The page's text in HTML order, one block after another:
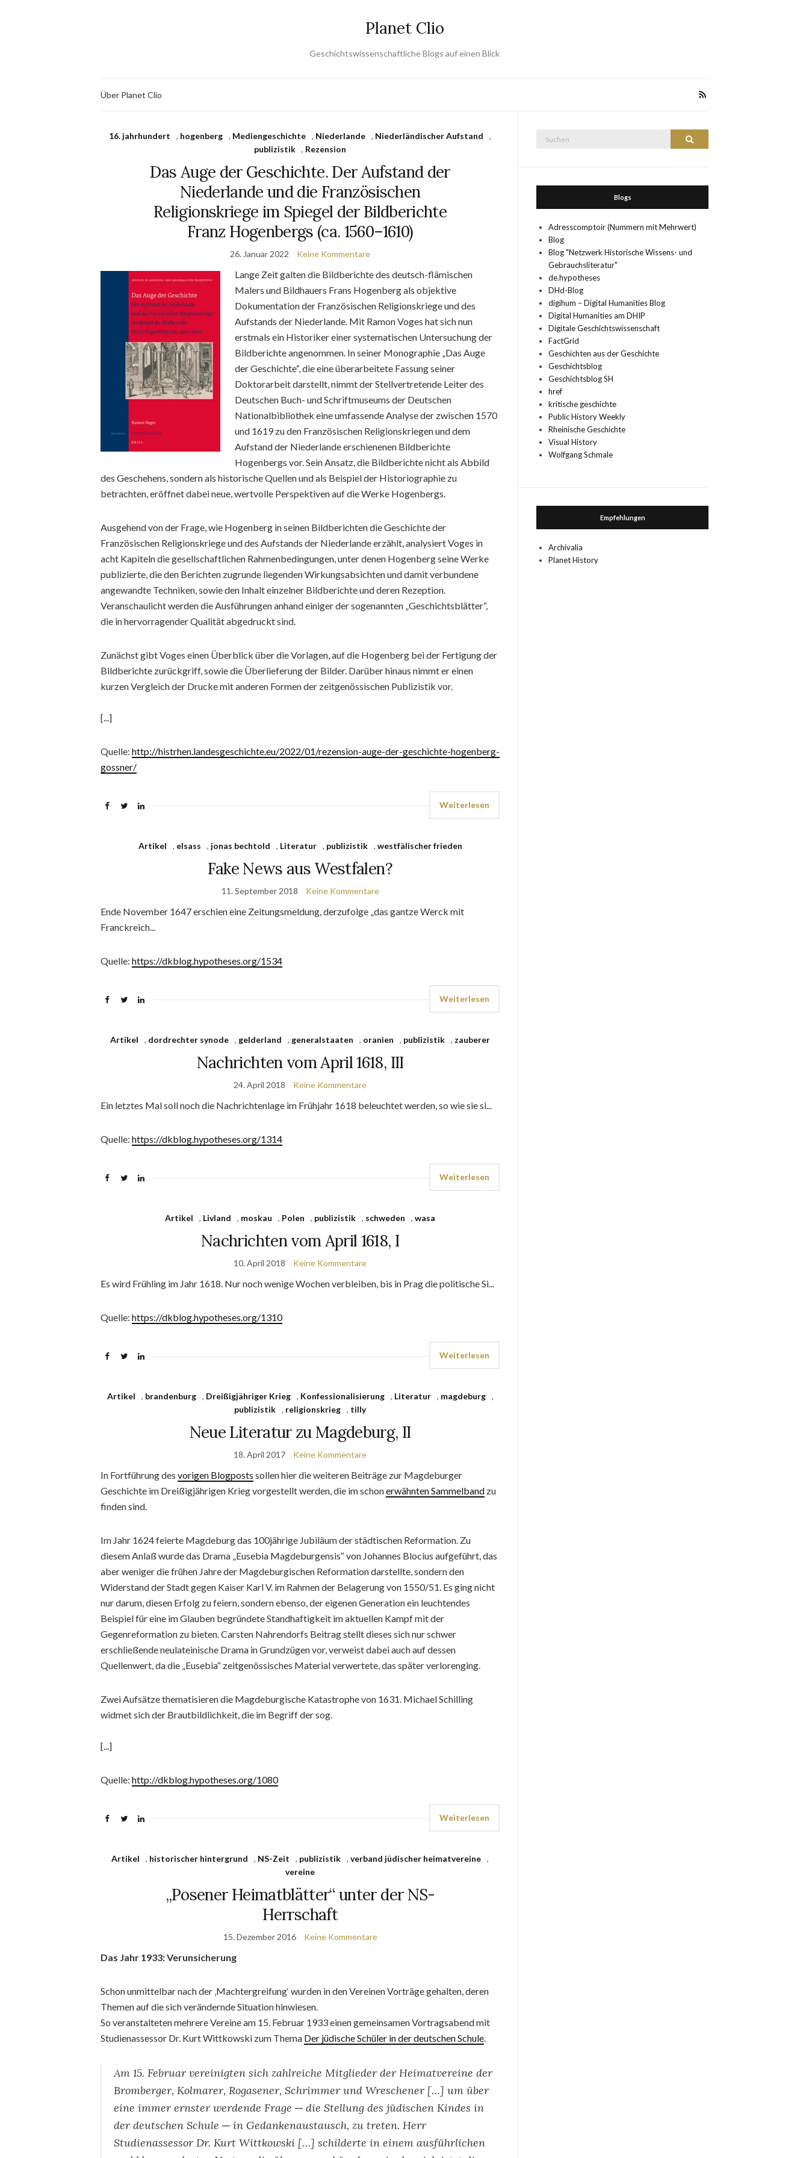
Planet Clio
Geschichtswissenschaftliche Blogs auf einen Blick
Über Planet Clio
16. jahrhundert , hogenberg , Mediengeschichte , Niederlande , Niederländischer Aufstand
,
publizistik , Rezension
Das Auge der Geschichte. Der Aufstand der
Niederlande und die Französischen
Religionskriege im Spiegel der Bildberichte
Franz Hogenbergs (ca. 1560–1610)
26. Januar 2022 Keine Kommentare
Lange Zeit galten die Bildberichte des deutsch-flämischen
Malers und Bildhauers Frans Hogenberg als objektive
Dokumentation der Französischen Religionskriege und des
Aufstands der Niederlande. Mit Ramon Voges hat sich nun
erstmals ein Historiker einer systematischen Untersuchung der
Bildberichte angenommen. In seiner Monographie „Das Auge
der Geschichte“, die eine überarbeitete Fassung seiner
Doktorarbeit darstellt, nimmt der Stellvertretende Leiter des
Deutschen Buch- und Schriftmuseums der Deutschen
Nationalbibliothek eine umfassende Analyse der zwischen 1570
und 1619 zu den Französischen Religionskriegen und dem
Aufstand der Niederlande erschienenen Bildberichte
Hogenbergs vor. Sein Ansatz, die Bildberichte nicht als Abbild
des Geschehens, sondern als historische Quellen und als Beispiel der Historiographie zu
betrachten, eröffnet dabei neue, wertvolle Perspektiven auf die Werke Hogenbergs.
Ausgehend von der Frage, wie Hogenberg in seinen Bildberichten die Geschichte der
Französischen Religionskriege und des Aufstands der Niederlande erzählt, analysiert Voges in
acht Kapiteln die gesellschaftlichen Rahmenbedingungen, unter denen Hogenberg seine Werke
publizierte, die den Berichten zugrunde liegenden Wirkungsabsichten und damit verbundene
angewandte Techniken, sowie den Inhalt einzelner Bildberichte und deren Rezeption.
Veranschaulicht werden die Ausführungen anhand einiger der sogenannten „Geschichtsblätter“,
die in hervorragender Qualität abgedruckt sind.
Zunächst gibt Voges einen Überblick über die Vorlagen, auf die Hogenberg bei der Fertigung der
Bildberichte zurückgriff, sowie die Überlieferung der Bilder. Darüber hinaus nimmt er einen
kurzen Vergleich der Drucke mit anderen Formen der zeitgenössischen Publizistik vor.
[...]
Quelle: http://histrhen.landesgeschichte.eu/2022/01/rezension-auge-der-geschichte-hogenberg-
gossner/
Weiterlesen
Artikel , elsass , jonas bechtold , Literatur , publizistik , westfälischer frieden
Fake News aus Westfalen?
11. September 2018 Keine Kommentare
Ende November 1647 erschien eine Zeitungsmeldung, derzufolge „das gantze Werck mit
Franckreich...
Quelle: https://dkblog.hypotheses.org/1534
Weiterlesen
Artikel , dordrechter synode , gelderland , generalstaaten , oranien , publizistik , zauberer
Nachrichten vom April 1618, III
24. April 2018 Keine Kommentare
Ein letztes Mal soll noch die Nachrichtenlage im Frühjahr 1618 beleuchtet werden, so wie sie si...
Quelle: https://dkblog.hypotheses.org/1314
Weiterlesen
Artikel , Livland , moskau , Polen , publizistik , schweden ,wasa
Nachrichten vom April 1618, I
10. April 2018 Keine Kommentare
Es wird Frühling im Jahr 1618. Nur noch wenige Wochen verbleiben, bis in Prag die politische Si...
Quelle: https://dkblog.hypotheses.org/1310
Weiterlesen
Artikel , brandenburg , Dreißigjähriger Krieg , Konfessionalisierung , Literatur , magdeburg
,
publizistik , religionskrieg , tilly
Neue Literatur zu Magdeburg, II
18. April 2017 Keine Kommentare
In Fortführung des vorigen Blogposts sollen hier die weiteren Beiträge zur Magdeburger
Geschichte im Dreißigjährigen Krieg vorgestellt werden, die im schonerwähnten Sammelband zu
finden sind.
Im Jahr 1624 feierte Magdeburg das 100jährige Jubiläum der städtischen Reformation. Zu
diesem Anlaß wurde das Drama „Eusebia Magdeburgensis“ von Johannes Blocius aufgeführt, das
aber weniger die frühen Jahre der Magdeburgischen Reformation darstellte, sondern den
Widerstand der Stadt gegen Kaiser Karl V. im Rahmen der Belagerung von 1550/51. Es ging nicht
nur darum, diesen Erfolg zu feiern, sondern ebenso, der eigenen Generation ein leuchtendes
Beispiel für eine im Glauben begründete Standhaftigkeit im aktuellen Kampf mit der
Gegenreformation zu bieten. Carsten Nahrendorfs Beitrag stellt dieses sich nur schwer
erschließende neulateinische Drama in Grundzügen vor, verweist dabei auch auf dessen
Quellenwert, da die „Eusebia“ zeitgenössisches Material verwertete, das später verlorenging.
Zwei Aufsätze thematisieren die Magdeburgische Katastrophe von 1631. Michael Schilling
widmet sich der Brautbildlichkeit, die im Begriff der sog.
[...]
Quelle: http://dkblog.hypotheses.org/1080
Weiterlesen
Artikel , historischer hintergrund , NS-Zeit , publizistik ,verband jüdischer heimatvereine ,
vereine
„Posener Heimatblätter“ unter der NS-
Herrschaft
15. Dezember 2016 Keine Kommentare
Das Jahr 1933: Verunsicherung
Schon unmittelbar nach der ‚Machtergreifung‘ wurden in den Vereinen Vorträge gehalten, deren
Themen auf die sich verändernde Situation hinwiesen.
So veranstalteten mehrere Vereine am 15. Februar 1933 einen gemeinsamen Vortragsabend mit
Studienassessor Dr. Kurt Wittkowski zum Thema Der jüdische Schüler in der deutschen Schule.
Am 15. Februar vereinigten sich zahlreiche Mitglieder der Heimatvereine der
Bromberger, Kolmarer, Rogasener, Schrimmer und Wreschener […] um über
eine immer ernster werdende Frage ─ die Stellung des jüdischen Kindes in
der deutschen Schule ─ in Gedankenaustausch, zu treten. Herr
Studienassessor Dr. Kurt Wittkowski […] schilderte in einem ausführlichen
Suchen
Blogs
Adresscomptoir (Nummern mit Mehrwert)
Blog
Blog "Netzwerk Historische Wissens- und
Gebrauchsliteratur"
de.hypotheses
DHd-Blog
digihum – Digital Humanities Blog
Digital Humanities am DHIP
Digitale Geschichtswissenschaft
FactGrid
Geschichten aus der Geschichte
Geschichtsblog
Geschichtsblog SH
href
kritische geschichte
Public History Weekly
Rheinische Geschichte
Visual History
Wolfgang Schmale
Empfehlungen
Archivalia
Planet History